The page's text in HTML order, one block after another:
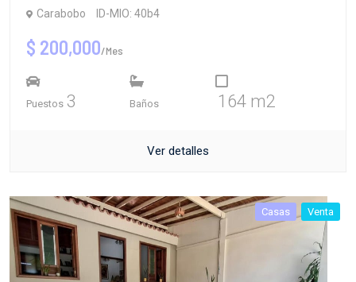
Carabobo ID-MIO: 40b4
$ 200,000/Mes
Puestos 3 Baños 164 m2
Ver detalles
Casas Venta